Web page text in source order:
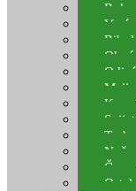
Kape